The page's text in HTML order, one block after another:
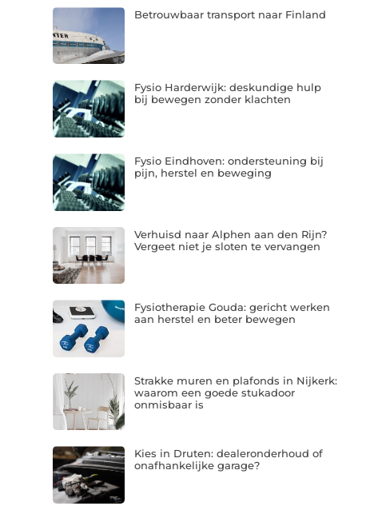
Betrouwbaar transport naar Finland
Fysio Harderwijk: deskundige hulp
bij bewegen zonder klachten
Fysio Eindhoven: ondersteuning bij
pijn, herstel en beweging
Verhuisd naar Alphen aan den Rijn?
Vergeet niet je sloten te vervangen
Fysiotherapie Gouda: gericht werken
aan herstel en beter bewegen
Strakke muren en plafonds in Nijkerk:
waarom een goede stukadoor
onmisbaar is
Kies in Druten: dealeronderhoud of
onafhankelijke garage?